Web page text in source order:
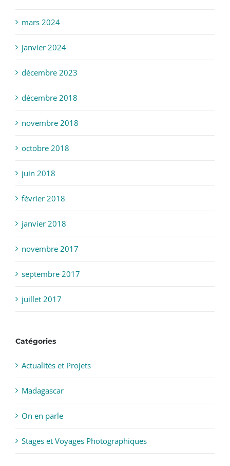
mars 2024
janvier 2024
décembre 2023
décembre 2018
novembre 2018
octobre 2018
juin 2018
février 2018
janvier 2018
novembre 2017
septembre 2017
juillet 2017
Catégories
Actualités et Projets
Madagascar
On en parle
Stages et Voyages Photographiques